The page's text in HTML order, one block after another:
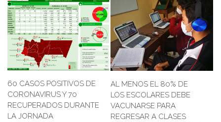
60 CASOS POSITIVOS DE
CORONAVIRUS Y 70
RECUPERADOS DURANTE
LA JORNADA
AL MENOS EL 80% DE
LOS ESCOLARES DEBE
VACUNARSE PARA
REGRESAR A CLASES